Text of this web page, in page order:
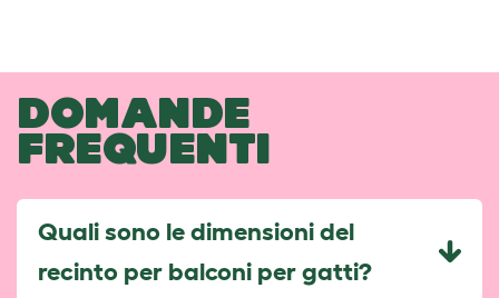
DOMANDE
FREQUENTI
Quali sono le dimensioni del
recinto per balconi per gatti?